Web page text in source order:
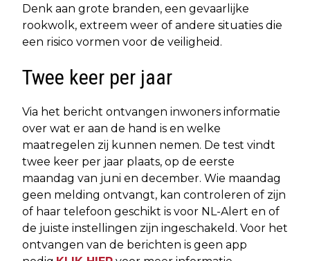
Denk aan grote branden, een gevaarlijke
rookwolk, extreem weer of andere situaties die
een risico vormen voor de veiligheid.
Twee keer per jaar
Via het bericht ontvangen inwoners informatie
over wat er aan de hand is en welke
maatregelen zij kunnen nemen. De test vindt
twee keer per jaar plaats, op de eerste
maandag van juni en december. Wie maandag
geen melding ontvangt, kan controleren of zijn
of haar telefoon geschikt is voor NL-Alert en of
de juiste instellingen zijn ingeschakeld. Voor het
ontvangen van de berichten is geen app